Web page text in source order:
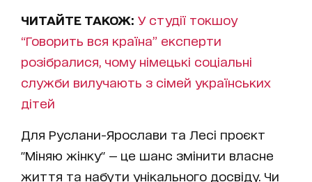
ЧИТАЙТЕ ТАКОЖ: У студії токшоу
“Говорить вся країна” експерти
розібралися, чому німецькі соціальні
служби вилучають з сімей українських
дітей
Для Руслани-Ярослави та Лесі проєкт
"Міняю жінку" — це шанс змінити власне
життя та набути унікального досвіду. Чи